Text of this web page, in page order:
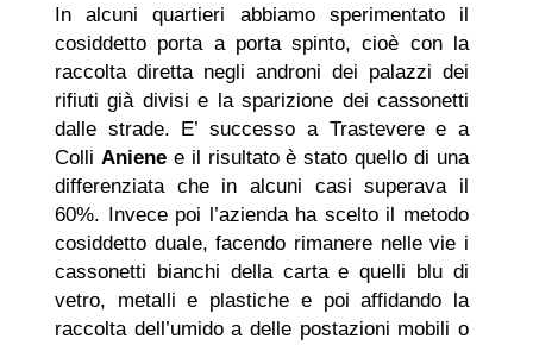
In alcuni quartieri abbiamo sperimentato il
cosiddetto porta a porta spinto, cioè con la
raccolta diretta negli androni dei palazzi dei
rifiuti già divisi e la sparizione dei cassonetti
dalle strade. E’ successo a Trastevere e a
Colli Anienee il risultato è stato quello di una
differenziata che in alcuni casi superava il
60%. Invece poi l’azienda ha scelto il metodo
cosiddetto duale, facendo rimanere nelle vie i
cassonetti bianchi della carta e quelli blu di
vetro, metalli e plastiche e poi affidando la
raccolta dell’umido a delle postazioni mobili o